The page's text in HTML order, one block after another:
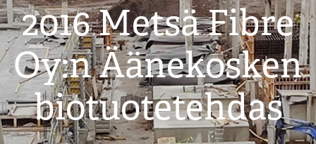
2016 Metsä Fibre
Oy:n Äänekosken
biotuotetehdas